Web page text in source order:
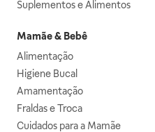
Suplementos e Alimentos
Mamãe & Bebê
Alimentação
Higiene Bucal
Amamentação
Fraldas e Troca
Cuidados para a Mamãe